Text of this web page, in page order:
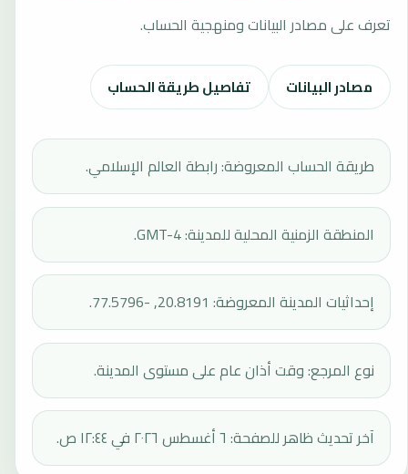
تعرف على مصادر البيانات ومنهجية الحساب.
مصادر البيانات تفاصيل طريقة الحساب
طريقة الحساب المعروضة: رابطة العالم الإسلامي.
المنطقة الزمنية المحلية للمدينة: GMT-4.
إحداثيات المدينة المعروضة: 20.8191, -77.5796.
نوع المرجع: وقت أذان عام على مستوى المدينة.
آخر تحديث ظاهر للصفحة: ٦ أغسطس ٢٠٢٦ في ١٢:٤٤ ص.